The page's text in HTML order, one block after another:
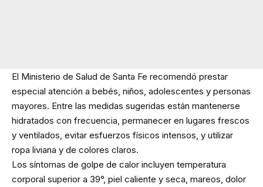
El Ministerio de Salud de Santa Fe recomendó prestar
especial atención a bebés, niños, adolescentes y personas
mayores. Entre las medidas sugeridas están mantenerse
hidratados con frecuencia, permanecer en lugares frescos
y ventilados, evitar esfuerzos físicos intensos, y utilizar
ropa liviana y de colores claros.
Los síntomas de golpe de calor incluyen temperatura
corporal superior a 39°, piel caliente y seca, mareos, dolor